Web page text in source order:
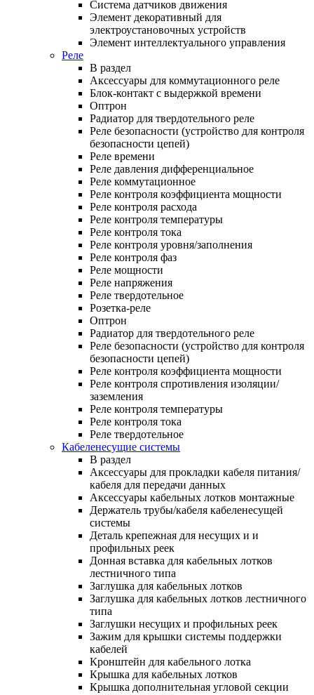
Система датчиков движения
Элемент декоративный для
электроустановочных устройств
Элемент интеллектуального управления
Реле
В раздел
Аксессуары для коммутационного реле
Блок-контакт с выдержкой времени
Оптрон
Радиатор для твердотельного реле
Реле безопасности (устройство для контроля
безопасности цепей)
Реле времени
Реле давления дифференциальное
Реле коммутационное
Реле контроля коэффициента мощности
Реле контроля расхода
Реле контроля температуры
Реле контроля тока
Реле контроля уровня/заполнения
Реле контроля фаз
Реле мощности
Реле напряжения
Реле твердотельное
Розетка-реле
Оптрон
Радиатор для твердотельного реле
Реле безопасности (устройство для контроля
безопасности цепей)
Реле контроля коэффициента мощности
Реле контроля спротивления изоляции/
заземления
Реле контроля температуры
Реле контроля тока
Реле твердотельное
Кабеленесущие системы
В раздел
Аксессуары для прокладки кабеля питания/
кабеля для передачи данных
Аксессуары кабельных лотков монтажные
Держатель трубы/кабеля кабеленесущей
системы
Деталь крепежная для несущих и и
профильных реек
Донная вставка для кабельных лотков
лестничного типа
Заглушка для кабельных лотков
Заглушка для кабельных лотков лестничного
типа
Заглушки несущих и профильных реек
Зажим для крышки системы поддержки
кабелей
Кронштейн для кабельного лотка
Крышка для кабельных лотков
Крышка дополнительная угловой секции